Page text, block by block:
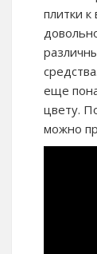
плитки к
еще
цвету.
можно